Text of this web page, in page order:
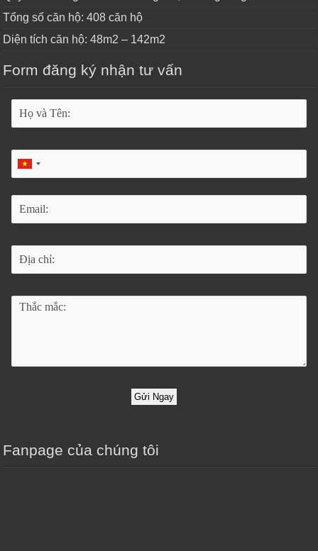
Tổng số căn hộ: 408 căn hộ
Diện tích căn hộ: 48m2 – 142m2
Form đăng ký nhận tư vấn
Gửi Ngay
Fanpage của chúng tôi